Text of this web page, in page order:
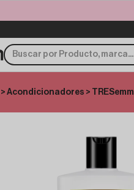
> Acondicionadores >